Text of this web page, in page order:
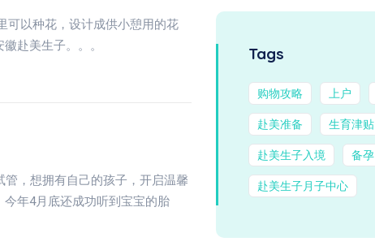
可以种花，设计成供小憩用的花
赴美生子。。。
，想拥有自己的孩子，开启温馨
年4月底还成功听到宝宝的胎
Tags
购物攻略 上户
赴美准备 生育津贴
赴美生子入境 备孕
赴美生子月子中心